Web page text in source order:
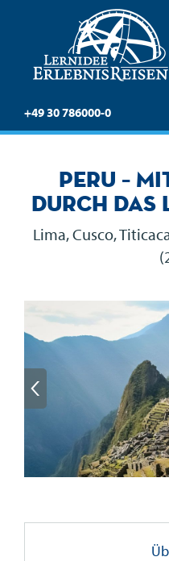
+49 30 786000-0
Peru –
durch das
Lima, Cusco,